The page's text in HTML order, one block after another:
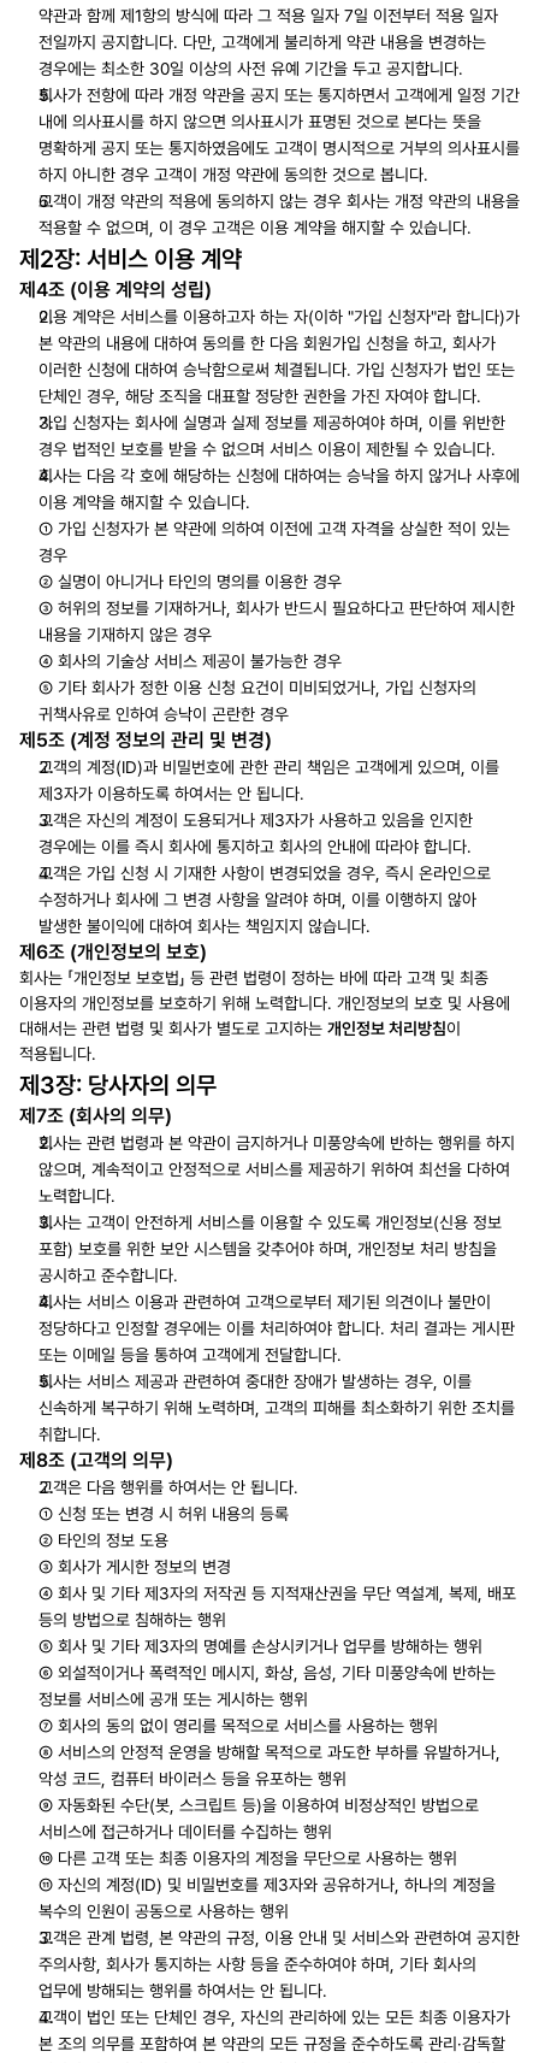
약관과 함께 제1항의 방식에 따라 그 적용 일자 7일 이전부터 적용 일자
전일까지 공지합니다. 다만, 고객에게 불리하게 약관 내용을 변경하는
경우에는 최소한 30일 이상의 사전 유예 기간을 두고 공지합니다.
회사가 전항에 따라 개정 약관을 공지 또는 통지하면서 고객에게 일정 기간
내에 의사표시를 하지 않으면 의사표시가 표명된 것으로 본다는 뜻을
명확하게 공지 또는 통지하였음에도 고객이 명시적으로 거부의 의사표시를
하지 아니한 경우 고객이 개정 약관에 동의한 것으로 봅니다.
고객이 개정 약관의 적용에 동의하지 않는 경우 회사는 개정 약관의 내용을
적용할 수 없으며, 이 경우 고객은 이용 계약을 해지할 수 있습니다.
제2장: 서비스 이용 계약
제4조 (이용 계약의 성립)
이용 계약은 서비스를 이용하고자 하는 자(이하 "가입 신청자"라 합니다)가
본 약관의 내용에 대하여 동의를 한 다음 회원가입 신청을 하고, 회사가
이러한 신청에 대하여 승낙함으로써 체결됩니다. 가입 신청자가 법인 또는
단체인 경우, 해당 조직을 대표할 정당한 권한을 가진 자여야 합니다.
가입 신청자는 회사에 실명과 실제 정보를 제공하여야 하며, 이를 위반한
경우 법적인 보호를 받을 수 없으며 서비스 이용이 제한될 수 있습니다.
회사는 다음 각 호에 해당하는 신청에 대하여는 승낙을 하지 않거나 사후에
이용 계약을 해지할 수 있습니다.
① 가입 신청자가 본 약관에 의하여 이전에 고객 자격을 상실한 적이 있는
경우
② 실명이 아니거나 타인의 명의를 이용한 경우
③ 허위의 정보를 기재하거나, 회사가 반드시 필요하다고 판단하여 제시한
내용을 기재하지 않은 경우
④ 회사의 기술상 서비스 제공이 불가능한 경우
⑤ 기타 회사가 정한 이용 신청 요건이 미비되었거나, 가입 신청자의
귀책사유로 인하여 승낙이 곤란한 경우
제5조 (계정 정보의 관리 및 변경)
고객의 계정(ID)과 비밀번호에 관한 관리 책임은 고객에게 있으며, 이를
제3자가 이용하도록 하여서는 안 됩니다.
고객은 자신의 계정이 도용되거나 제3자가 사용하고 있음을 인지한
경우에는 이를 즉시 회사에 통지하고 회사의 안내에 따라야 합니다.
고객은 가입 신청 시 기재한 사항이 변경되었을 경우, 즉시 온라인으로
수정하거나 회사에 그 변경 사항을 알려야 하며, 이를 이행하지 않아
발생한 불이익에 대하여 회사는 책임지지 않습니다.
제6조 (개인정보의 보호)
회사는 「개인정보 보호법」 등 관련 법령이 정하는 바에 따라 고객 및 최종
이용자의 개인정보를 보호하기 위해 노력합니다. 개인정보의 보호 및 사용에
대해서는 관련 법령 및 회사가 별도로 고지하는 개인정보 처리방침이
적용됩니다.
제3장: 당사자의 의무
제7조 (회사의 의무)
회사는 관련 법령과 본 약관이 금지하거나 미풍양속에 반하는 행위를 하지
않으며, 계속적이고 안정적으로 서비스를 제공하기 위하여 최선을 다하여
노력합니다.
회사는 고객이 안전하게 서비스를 이용할 수 있도록 개인정보(신용 정보
포함) 보호를 위한 보안 시스템을 갖추어야 하며, 개인정보 처리 방침을
공시하고 준수합니다.
회사는 서비스 이용과 관련하여 고객으로부터 제기된 의견이나 불만이
정당하다고 인정할 경우에는 이를 처리하여야 합니다. 처리 결과는 게시판
또는 이메일 등을 통하여 고객에게 전달합니다.
회사는 서비스 제공과 관련하여 중대한 장애가 발생하는 경우, 이를
신속하게 복구하기 위해 노력하며, 고객의 피해를 최소화하기 위한 조치를
취합니다.
제8조 (고객의 의무)
고객은 다음 행위를 하여서는 안 됩니다.
① 신청 또는 변경 시 허위 내용의 등록
② 타인의 정보 도용
③ 회사가 게시한 정보의 변경
④ 회사 및 기타 제3자의 저작권 등 지적재산권을 무단 역설계, 복제, 배포
등의 방법으로 침해하는 행위
⑤ 회사 및 기타 제3자의 명예를 손상시키거나 업무를 방해하는 행위
⑥ 외설적이거나 폭력적인 메시지, 화상, 음성, 기타 미풍양속에 반하는
정보를 서비스에 공개 또는 게시하는 행위
⑦ 회사의 동의 없이 영리를 목적으로 서비스를 사용하는 행위
⑧ 서비스의 안정적 운영을 방해할 목적으로 과도한 부하를 유발하거나,
악성 코드, 컴퓨터 바이러스 등을 유포하는 행위
⑨ 자동화된 수단(봇, 스크립트 등)을 이용하여 비정상적인 방법으로
서비스에 접근하거나 데이터를 수집하는 행위
⑩ 다른 고객 또는 최종 이용자의 계정을 무단으로 사용하는 행위
⑪ 자신의 계정(ID) 및 비밀번호를 제3자와 공유하거나, 하나의 계정을
복수의 인원이 공동으로 사용하는 행위
고객은 관계 법령, 본 약관의 규정, 이용 안내 및 서비스와 관련하여 공지한
주의사항, 회사가 통지하는 사항 등을 준수하여야 하며, 기타 회사의
업무에 방해되는 행위를 하여서는 안 됩니다.
고객이 법인 또는 단체인 경우, 자신의 관리하에 있는 모든 최종 이용자가
본 조의 의무를 포함하여 본 약관의 모든 규정을 준수하도록 관리·감독할